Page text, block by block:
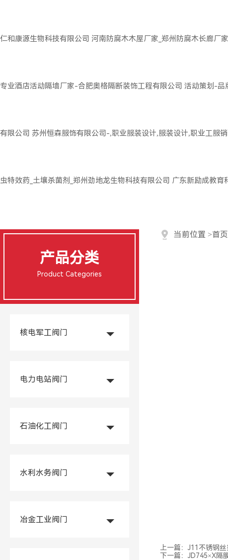
仁和康源生物科技有限公司 河南防腐木木屋厂家_郑州防腐木长廊厂
专业酒店活动隔墙厂家-合肥奥格隔断装饰工程有限公司 活动策划-品
有限公司 苏州恒森服饰有限公司-,职业服装设计,服装设计,职业工服
虫特效药_土壤杀菌剂_郑州劲地龙生物科技有限公司 广东新励成教育
产品分类
Product Categories
核电军工阀门
电力电站阀门
石油化工阀门
水利水务阀门
冶金工业阀门
当前位置 >首页
上一篇： J11不锈钢丝
下一篇： JD745×X隔